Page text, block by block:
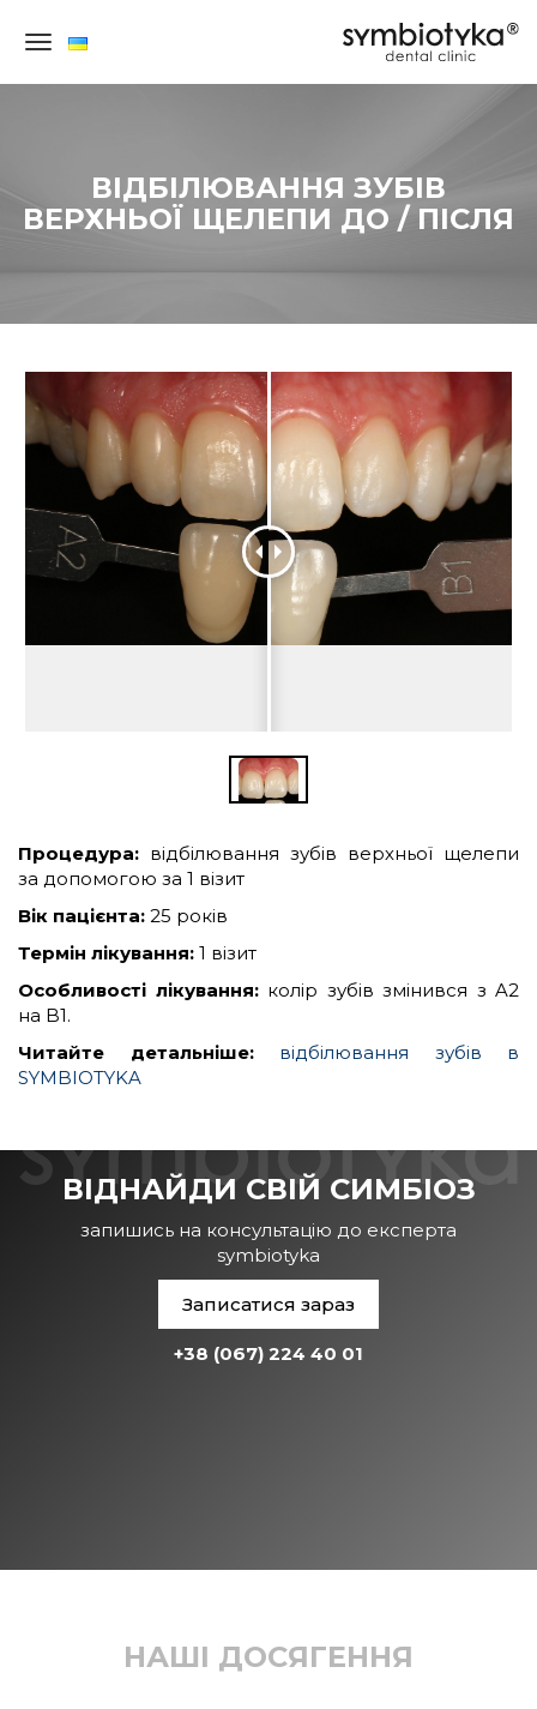
×
СТОМАТОЛОГІЯ
ДЛЯ
ДОРОСЛИХ
ДИТЯЧА
СТОМАТОЛОГІЯ
ПРО
ЦІНИ
КОНТАКТИ
ВІДБІЛЮВАННЯ ЗУБІВ
ВЕРХНЬОЇ ЩЕЛЕПИ ДО / ПІСЛЯ
Процедура: відбілювання зубів верхньої щелепи
за допомогою за 1 візит
Вік пацієнта: 25 років
Термін лікування: 1 візит
Особливості лікування:колір зубів змінився з A2
на B1.
Читайте детальніше:
відбілювання зубів в
SYMBIOTYKA
ВІДНАЙДИ СВІЙ СИМБІОЗ
запишись на консультацію до експерта
symbiotyka
Записатися зараз
+38 (067) 224 40 01
НАШІ ДОСЯГЕННЯ